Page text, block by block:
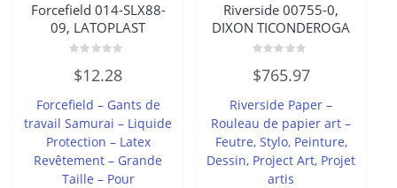
Forcefield 014-SLX88-
09, LATOPLAST
0
sur
$12.28
Forcefield – Gants de
travail Samurai – Liquide
Protection – Latex
Revêtement – Grande
Taille – Pour
Riverside 00755-0,
DIXON TICONDEROGA
0
sur
$765.97
Riverside Paper –
Rouleau de papier art –
Feutre, Stylo, Peinture,
Dessin, Project Art, Projet
artis